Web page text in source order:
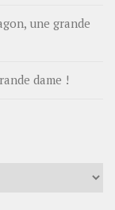
une grande
dame !